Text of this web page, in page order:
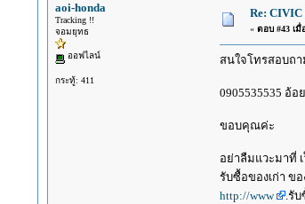
aoi-honda
Tracking !!
จอมยุทธ
ออฟไลน์
กระทู้: 411
Re:
« ตอบ #43 เมื่
สนใจโทรสอบถา
0905535535 อ้อ
ขอบคุณค่ะ
อย่าลืมแวะมาที่ เ
รับซื้อของเก่า ข
http://www
.รับ